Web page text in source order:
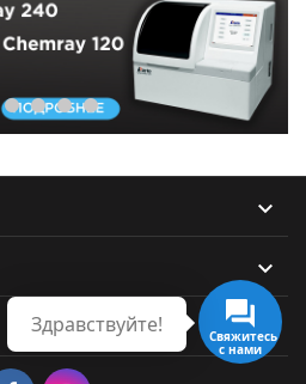



Свяжитесь
с нами
Здравствуйте!